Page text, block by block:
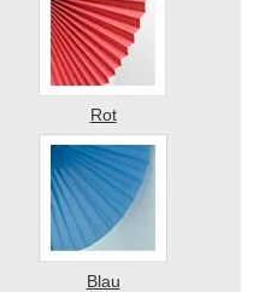
Rot
Blau